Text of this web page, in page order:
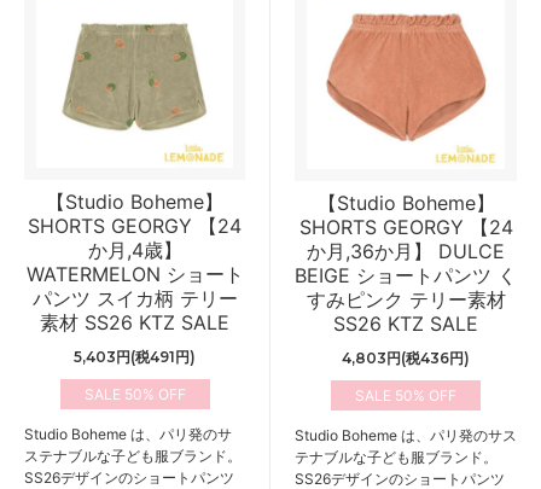
【Studio Boheme】
SHORTS GEORGY 【24
か月,4歳】
WATERMELON ショート
パンツ スイカ柄 テリー
素材 SS26 KTZ SALE
5,403円(税491円)
50%
Studio Boheme は、パリ発のサ
ステナブルな子ども服ブランド。
SS26デザインのショートパンツ
【Studio Boheme】
SHORTS GEORGY 【24
か月,36か月】 DULCE
BEIGE ショートパンツ く
すみピンク テリー素材
SS26 KTZ SALE
4,803円(税436円)
50%
Studio Boheme は、パリ発のサス
テナブルな子ども服ブランド。
SS26デザインのショートパンツ